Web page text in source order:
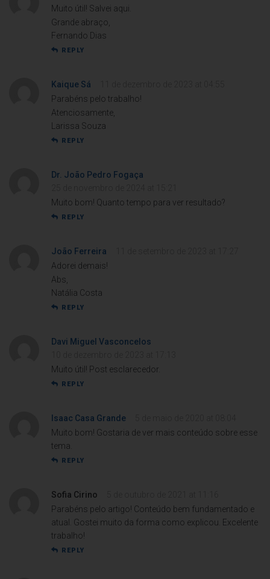
Muito útil! Salvei aqui.
Grande abraço,
Fernando Dias
REPLY
Kaique Sá
Parabéns pelo trabalho!
Atenciosamente,
Larissa Souza
REPLY
Dr. João Pedro Fogaça
Muito bom! Quanto tempo para ver resultado?
REPLY
João Ferreira
Adorei demais!
Abs,
Natália Costa
REPLY
Davi Miguel Vasconcelos
Muito útil! Post esclarecedor.
REPLY
Isaac Casa Grande
Muito bom! Gostaria de ver mais conteúdo sobre esse
tema.
REPLY
Sofia Cirino
Parabéns pelo artigo! Conteúdo bem fundamentado e
atual. Gostei muito da forma como explicou. Excelente
trabalho!
REPLY